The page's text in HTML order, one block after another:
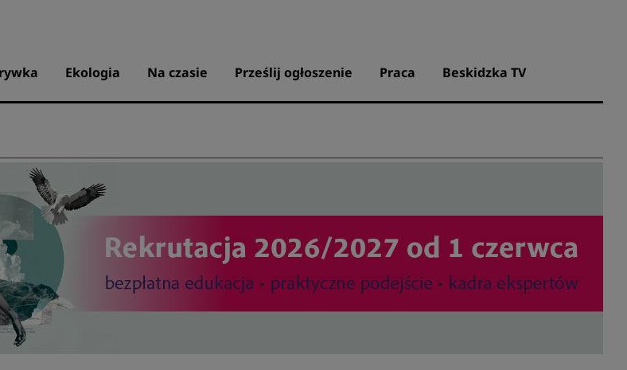
Ekologia Na czasie Prześlij ogłoszenie Praca Beskidzka TV